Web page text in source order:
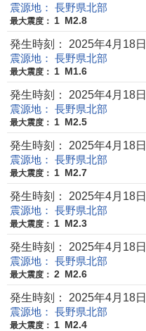
震源地： 長野県北部
最大震度： 1 M2.8
発生時刻： 2025年4月18
震源地： 長野県北部
最大震度： 1 M1.6
発生時刻： 2025年4月18
震源地： 長野県北部
最大震度： 1 M2.5
発生時刻： 2025年4月18
震源地： 長野県北部
最大震度： 1 M2.7
発生時刻： 2025年4月18
震源地： 長野県北部
最大震度： 1 M2.3
発生時刻： 2025年4月18
震源地： 長野県北部
最大震度： 2 M2.6
発生時刻： 2025年4月18
震源地： 長野県北部
最大震度： 1 M2.4